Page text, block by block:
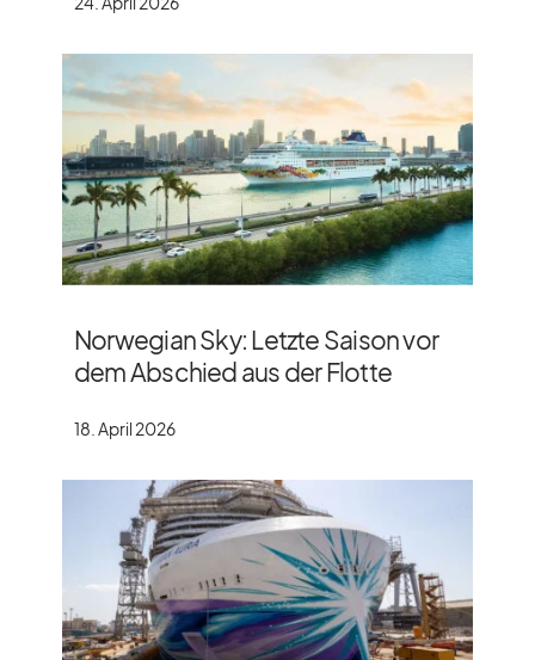
Norwegian Sky: Letzte Saison vor
dem Abschied aus der Flotte
18. April 2026